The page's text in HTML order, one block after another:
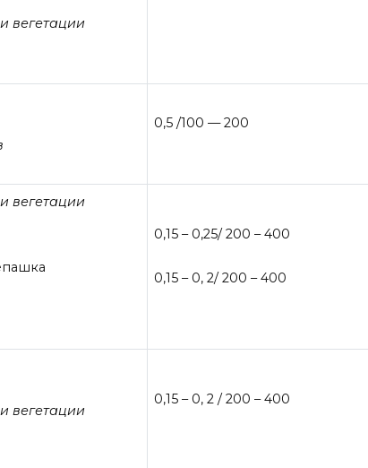
вегетации
0,5 /100 — 200
вегетации
0,15 – 0,25/ 200 – 400
0,15 – 0, 2/ 200 – 400
вегетации
0,15 – 0, 2 / 200 – 400